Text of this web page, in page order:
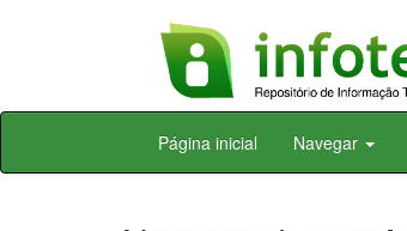
Skip
Página inicial Navegar